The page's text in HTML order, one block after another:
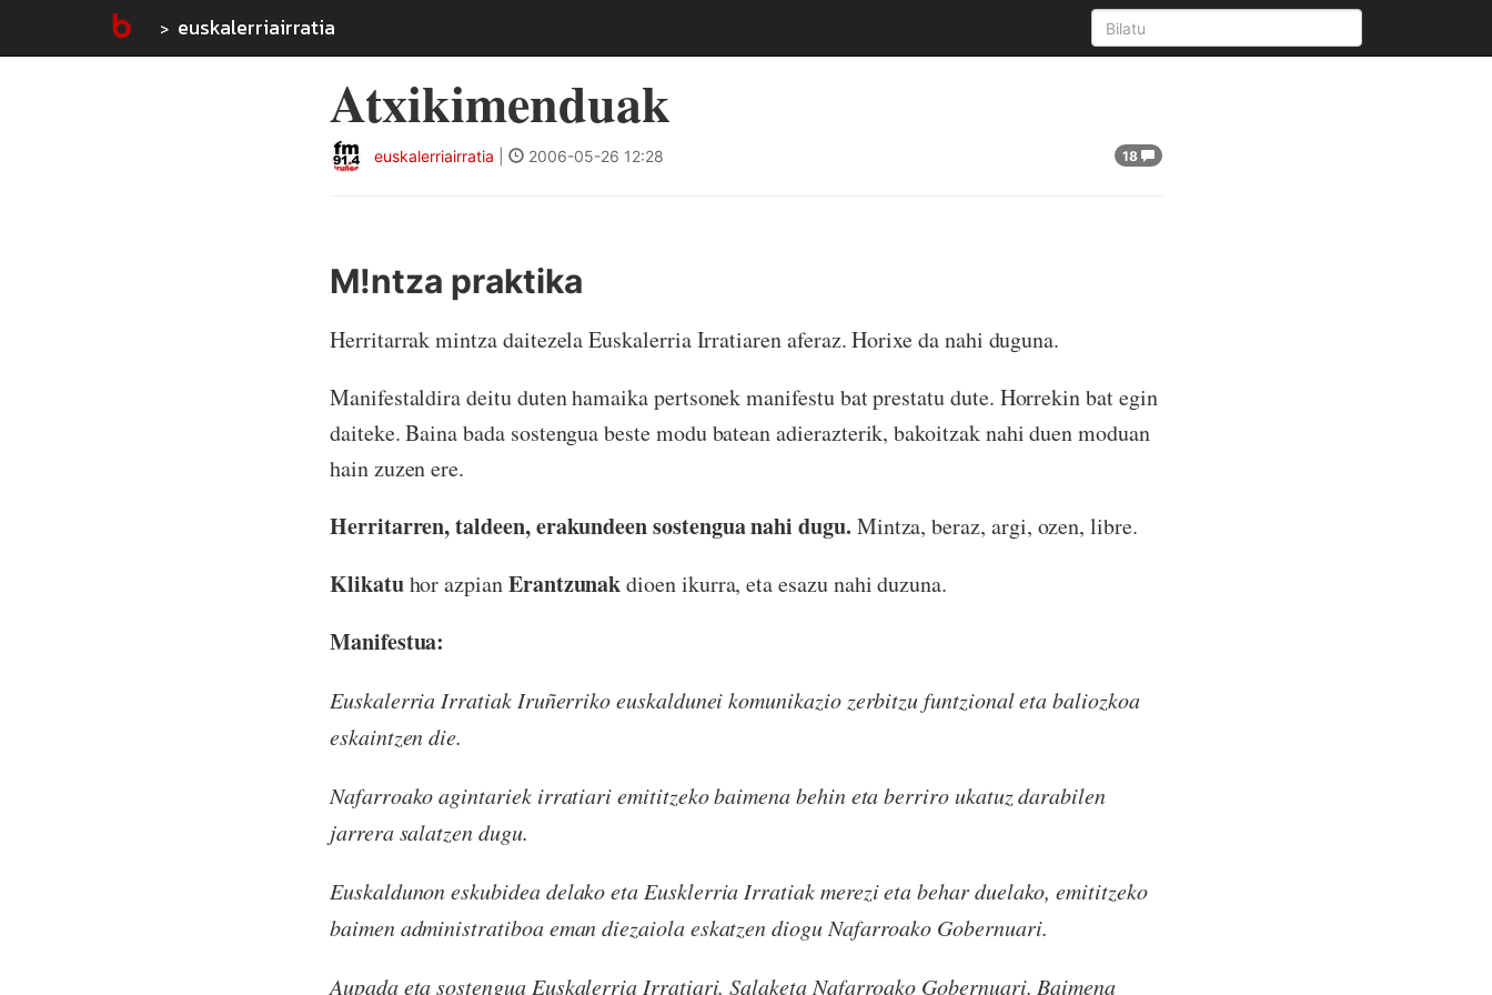
euskalerriairratia
Atxikimenduak
euskalerriairratia 2006-05-26 12:28 18
M!ntza praktika
Herritarrak mintza daitezela Euskalerria Irratiaren aferaz. Horixe da nahi duguna.
Manifestaldira deitu duten hamaika pertsonek manifestu bat prestatu dute. Horrekin bat egin
daiteke. Baina bada sostengua beste modu batean adierazterik, bakoitzak nahi duen moduan
hain zuzen ere.
Herritarren, taldeen, erakundeen sostengua nahi dugu. Mintza, beraz, argi, ozen, libre.
Klikatuhor azpianErantzunakdioen ikurra, eta esazu nahi duzuna.
Manifestua:
Euskalerria Irratiak Iruñerriko euskaldunei komunikazio zerbitzu funtzional eta baliozkoa
eskaintzen die.
Nafarroako agintariek irratiari emititzeko baimena behin eta berriro ukatuz darabilen
jarrera salatzen dugu.
Euskaldunon eskubidea delako eta Eusklerria Irratiak merezi eta behar duelako, emititzeko
baimen administratiboa eman diezaiola eskatzen diogu Nafarroako Gobernuari.
Aupada eta sostengua Euskalerria Irratiari. Salaketa Nafarroako Gobernuari. Baimena